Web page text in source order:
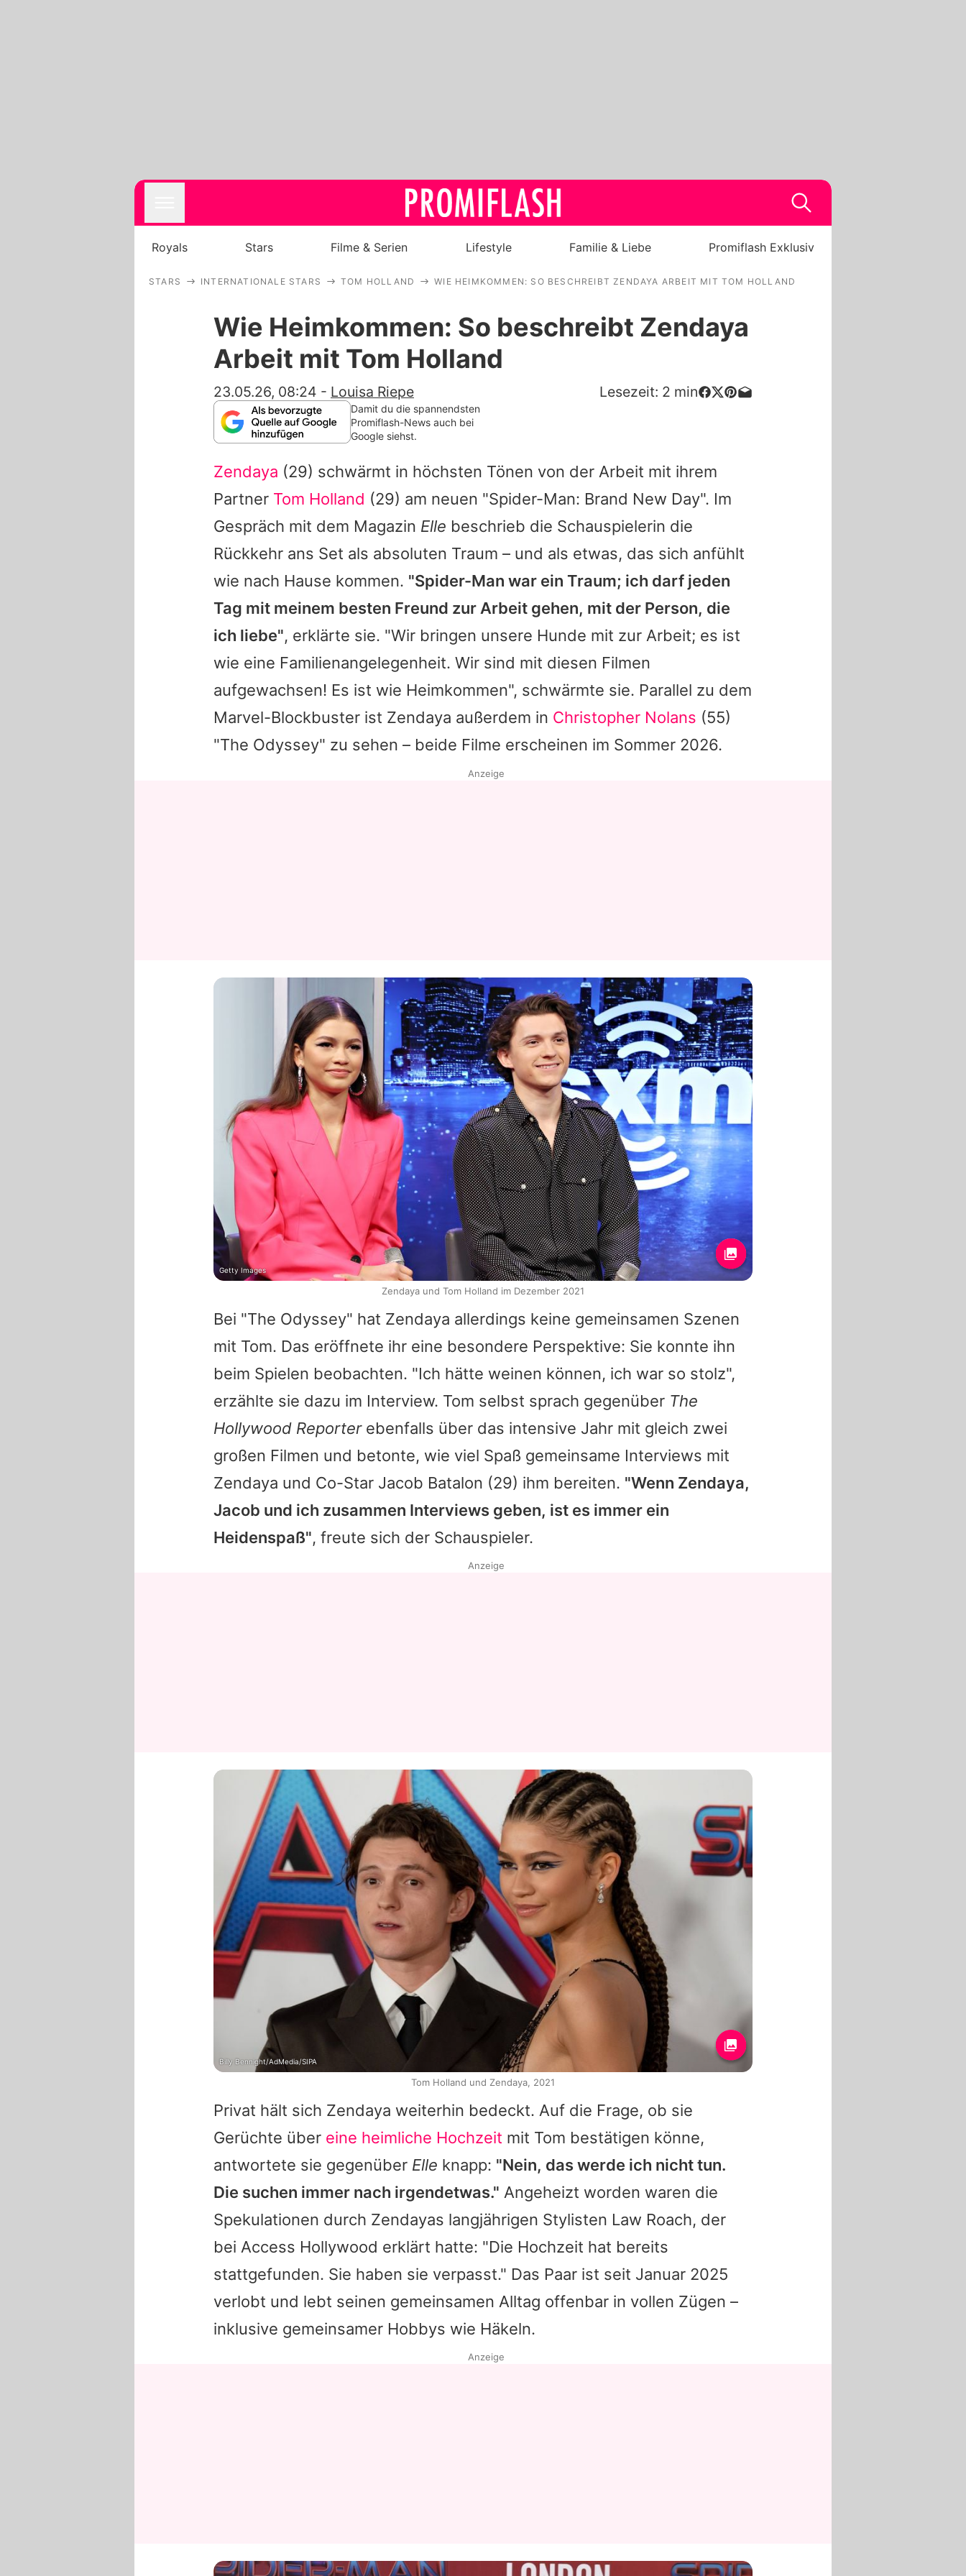
Royals
Stars
Filme & Serien
Familie & Liebe
App runterladen
Team
Redaktionelle Richtlinien
Impressum
Datenschutzerklärung
Nutzungsbedingungen
Royals Stars Filme & Serien Lifestyle Familie & Liebe Promiflash Exklusiv
STARS INTERNATIONALE STARS TOM HOLLAND WIE HEIMKOMMEN: SO BESCHREIBT ZENDAYA ARBEIT MIT TOM HOLLAND
Wie Heimkommen: So beschreibt Zendaya
Arbeit mit Tom Holland
23.05.26, 08:24 - Louisa Riepe Lesezeit: 2 min
Damit du die spannendsten
Promiflash-News auch bei
Google siehst.
Zendaya (29) schwärmt in höchsten Tönen von der Arbeit mit ihrem
Partner Tom Holland (29) am neuen "Spider-Man: Brand New Day". Im
Gespräch mit dem Magazin Elle beschrieb die Schauspielerin die
Rückkehr ans Set als absoluten Traum – und als etwas, das sich anfühlt
wie nach Hause kommen. "Spider-Man war ein Traum; ich darf jeden
Tag mit meinem besten Freund zur Arbeit gehen, mit der Person, die
ich liebe", erklärte sie. "Wir bringen unsere Hunde mit zur Arbeit; es ist
wie eine Familienangelegenheit. Wir sind mit diesen Filmen
aufgewachsen! Es ist wie Heimkommen", schwärmte sie. Parallel zu dem
Marvel-Blockbuster ist Zendaya außerdem in Christopher Nolans (55)
"The Odyssey" zu sehen – beide Filme erscheinen im Sommer 2026.
Bei "The Odyssey" hat Zendaya allerdings keine gemeinsamen Szenen
mit Tom. Das eröffnete ihr eine besondere Perspektive: Sie konnte ihn
beim Spielen beobachten. "Ich hätte weinen können, ich war so stolz",
erzählte sie dazu im Interview. Tom selbst sprach gegenüber The
Hollywood Reporterebenfalls über das intensive Jahr mit gleich zwei
großen Filmen und betonte, wie viel Spaß gemeinsame Interviews mit
Zendaya und Co-Star Jacob Batalon (29) ihm bereiten. "Wenn Zendaya,
Jacob und ich zusammen Interviews geben, ist es immer ein
Heidenspaß", freute sich der Schauspieler.
Privat hält sich Zendaya weiterhin bedeckt. Auf die Frage, ob sie
Gerüchte über eine heimliche Hochzeit mit Tom bestätigen könne,
antwortete sie gegenüber Elle knapp: "Nein, das werde ich nicht tun.
Die suchen immer nach irgendetwas." Angeheizt worden waren die
Spekulationen durch Zendayas langjährigen Stylisten Law Roach, der
bei Access Hollywood erklärt hatte: "Die Hochzeit hat bereits
stattgefunden. Sie haben sie verpasst." Das Paar ist seit Januar 2025
verlobt und lebt seinen gemeinsamen Alltag offenbar in vollen Zügen –
inklusive gemeinsamer Hobbys wie Häkeln.
Anzeige
Getty Images
Zendaya und Tom Holland im Dezember 2021
Anzeige
Billy Bennight/AdMedia/SIPA
Tom Holland und Zendaya, 2021
Anzeige